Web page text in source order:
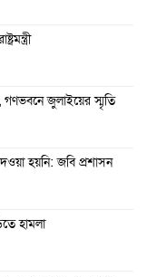
জুলাইয়ের স্মৃতি
হয়নি: জবি প্রশাসন
হামলা